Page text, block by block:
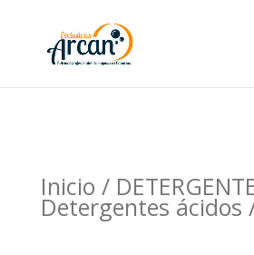
Inicio /
Detergentes ácidos